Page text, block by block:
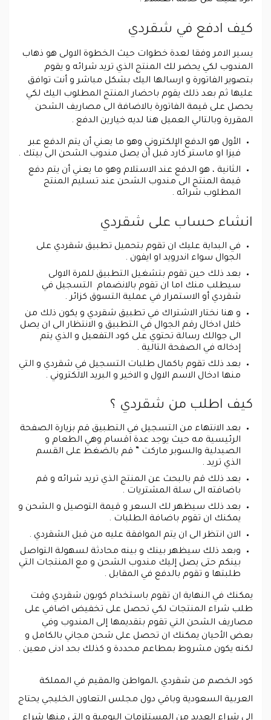
كيف ادفع في شقردي
يسير الامر وفقا لعدة خطوات حيث الخطوة الاولى هو ذهاب
المندوب لكي يحضر لك المنتج الذي تريد شرائه و يقوم
بتصوير الفاتورة و ارسالها اليك بشكل مباشر و أنت توافق
عليها ثم بعد ذلك يقوم باحضار المنتج المطلوب اليك لكي
يحصل على قيمة الفاتورة بالاضافة الى مصاريف الشحن
المقررة وبالتالي العميل هنا لديه خيارين الدفع .
الأول هو الدفع الإلكتروني وهو ما يعني أن يتم الدفع عبر
فيزا او ماستر كارد قبل أن يصل مندوب الشحن الى بيتك .
الثانية ، هو الدفع عند الاستلام وهو ما يعني أن يتم دفع
قيمة المنتج الى مندوب الشحن عند تسليم المنتج
المطلوب شرائه .
انشاء حساب على شقردي
في البداية عليك ان تقوم بتحميل تطبيق شقردي على
الجوال سواء اندرويد او ايفون .
بعد ذلك حين تقوم بتشغيل التطبيق للمرة الاولى
سيطلب منك اما ان تقوم بالانضمام التسجيل في
شقردي أو الاستمرار في عملية التسوق كزائر .
و هنا نختار الاشتراك في تطبيق شقردي و يكون ذلك من
خلال ادخال رقم الجوال في التطبيق و الانتظار الى ان يصل
الى جوالك رسالة تحتوي على كود التفعيل و الذي يتم
إدخاله في الصفحة التالية .
بعد ذلك تقوم باكمال طلبات التسجيل في شقردي و التي
منها ادخال الاسم الاول و الاخير و البريد الالكتروني .
كيف اطلب من شقردي ؟
بعد الانتهاء من التسجيل في التطبيق قم بزيارة الصفحة
الرئيسية مه حيث يوجد عدة اقسام وهي الطعام و
الصيدلية والسوبر ماركت ” قم بالضغط على القسم
الذي تريد .
بعد ذلك قم بالبحث عن المنتج الذي تريد شرائه و قم
باضافته الى سلة المشتريات .
بعد ذلك سيظهر لك السعر و قيمة التوصيل و الشحن و
يمكنك ان تقوم باضافة الطلبات .
الان انتظر الى ان يتم الموافقة عليه من قبل الشقردي .
وبعد ذلك سيظهر بينك و بينه محادثة لسهولة التواصل
بينكم حتى يصل إليك مندوب الشحن و مع المنتجات التي
طلبتها و تقوم بالدفع في المقابل .
يمكنك في النهاية ان تقوم باستخدام كوبون شقردي وقت
طلب شراء المنتجات لكي تحصل على تخفيض اضافي على
مصاريف الشحن التي تقوم بتقديمها إلى المندوب وفي
بعض الأحيان يمكنك ان تحصل على شحن مجاني بالكامل و
لكنه يكون مشروط بمطاعم محددة و كذلك بحد ادنى معين .
كود الخصم من شقردي ،المواطن والمقيم في المملكة
العربية السعودية وباقي دول مجلس التعاون الخليجي يحتاج